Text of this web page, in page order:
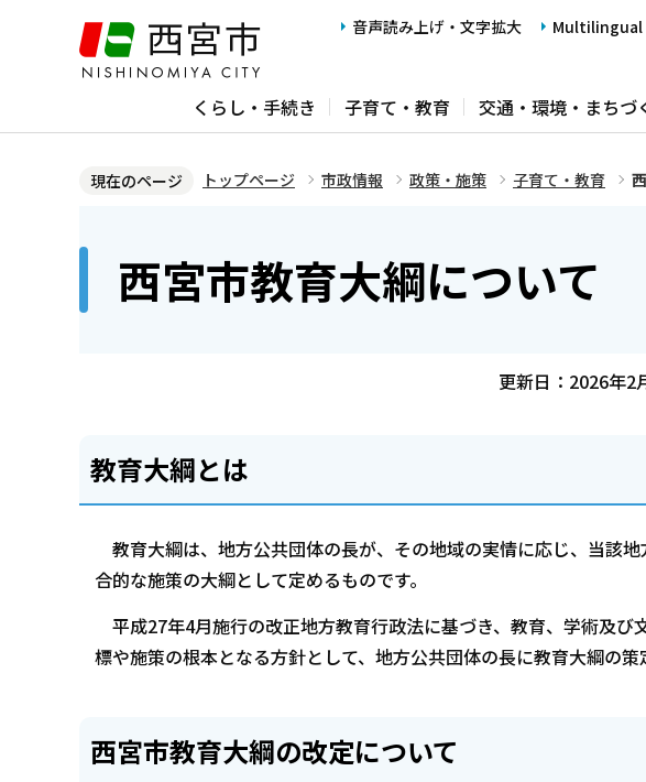
ジ
音声読み上げ・文字拡大 Multilingual
くらし・手続き 子育て・教育 交通・環境・まちづ
現在のページ トップページ 市政情報 政策・施策 子育て・教育
西宮市教育大綱について
更新日：2026年2
教育大綱とは
教育大綱は、地方公共団体の長が、その地域の実情に応じ、当該
合的な施策の大綱として定めるものです。
平成27年4月施行の改正地方教育行政法に基づき、教育、学術及び
標や施策の根本となる方針として、地方公共団体の長に教育大綱の策
西宮市教育大綱の改定について